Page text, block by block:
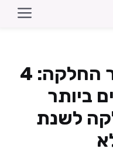
סרום לשיער שעבר החלקה: 4
ביותר
לשנת